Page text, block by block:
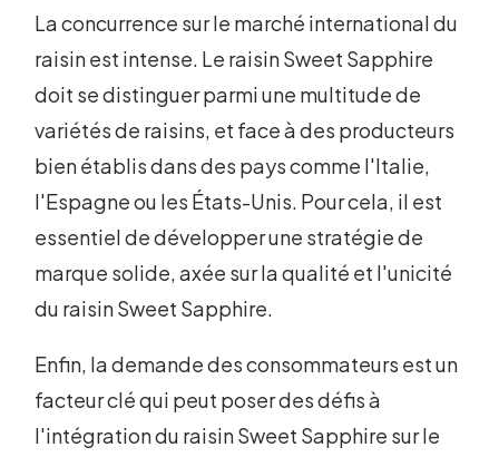
La concurrence sur le marché international du
raisin est intense. Le raisin Sweet Sapphire
doit se distinguer parmi une multitude de
variétés de raisins, et face à des producteurs
bien établis dans des pays comme l'Italie,
l'Espagne ou les États-Unis. Pour cela, il est
essentiel de développer une stratégie de
marque solide, axée sur la qualité et l'unicité
du raisin Sweet Sapphire.
Enfin, la demande des consommateurs est un
facteur clé qui peut poser des défis à
l'intégration du raisin Sweet Sapphire sur le